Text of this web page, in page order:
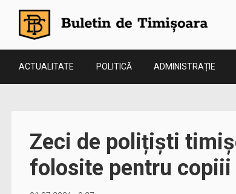
ACTUALITATE POLITICĂ ADMINISTRAȚIE
Zeci de polițiști
folosite pentru copiii